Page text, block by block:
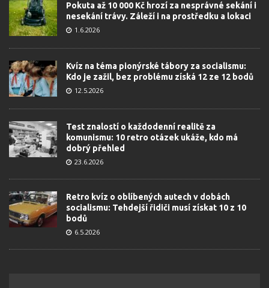
Pokuta až 10 000 Kč hrozí za nesprávné sekání i
nesekání trávy. Záleží i na prostředku a lokaci
1.6.2026
Kvíz na téma pionýrské tábory za socialismu:
Kdo je zažil, bez problému získá 12 ze 12 bodů
12.5.2026
Test znalostí o každodenní realitě za
komunismu: 10 retro otázek ukáže, kdo má
dobrý přehled
23.6.2026
Retro kvíz o oblíbených autech v dobách
socialismu: Tehdejší řidiči musí získat 10 z 10
bodů
6.5.2026